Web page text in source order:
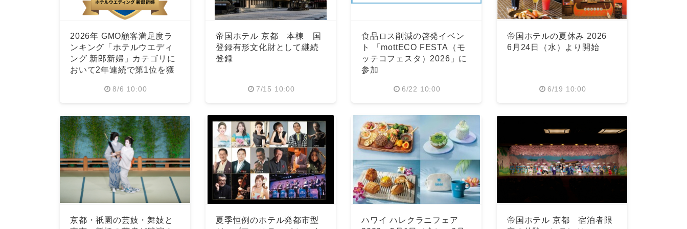
2026年 GMO顧客満足度ラ
ンキング「ホテルウエディ
ング 新郎新婦」カテゴリに
おいて2年連続で第1位を獲
8/6 10:00
帝国ホテル 京都 本棟 国
登録有形文化財として継続
登録
7/15 10:00
食品ロス削減の啓発イベン
ト 「mottECO FESTA（モ
ッテコフェスタ）2026」に
参加
6/22 10:00
帝国ホテルの夏休み 2026
6月24日（水）より開始
6/19 10:00
京都・祇園の芸妓・舞妓と
夏季恒例のホテル発都市型
ハワイ ハレクラニフェア
帝国ホテル 京都 宿泊者限